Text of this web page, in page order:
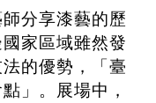
分享漆藝的歷
家區域雖然發
的優勢，「臺
」。展場中，